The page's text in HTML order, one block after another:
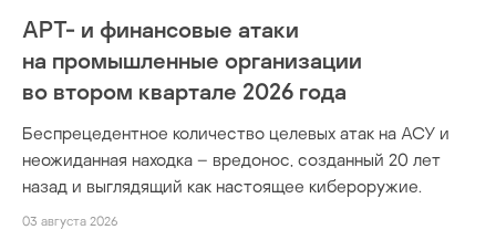
APT- и финансовые атаки
на промышленные организации
во втором квартале 2026 года
Беспрецедентное количество целевых атак на АСУ и
неожиданная находка – вредонос, созданный 20 лет
назад и выглядящий как настоящее кибероружие.
03 августа 2026